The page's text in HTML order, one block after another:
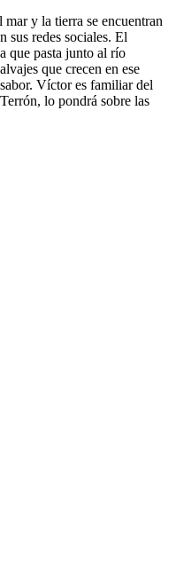
y la tierra se encuentran
sus redes sociales. El
que pasta junto al río
que crecen en ese
Víctor es familiar del
lo pondrá sobre las